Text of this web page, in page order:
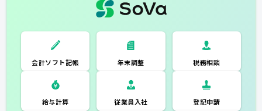
一般的な税理士
会計ソフト記
帳 年末調整 税務相談
会計ソフト記帳
年末調整
税務相談
給与計算
従業員入社
登記申請